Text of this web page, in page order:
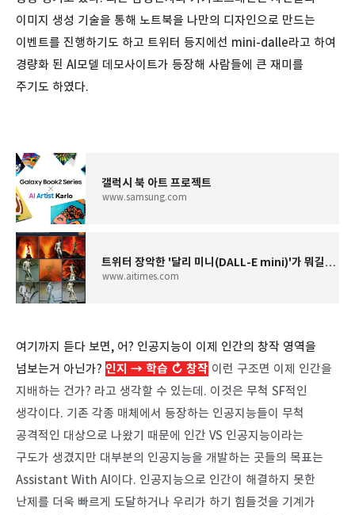
이미지 생성 기술을 통해 노트북을 나만의 디자인으로 만드는
이벤트를 진행하기도 하고 트위터 등지에선 mini-dalle라고 하여
경량화 된 AI모델 데모사이트가 등장해 사람들에 큰 재미를
주기도 하였다.
갤럭시 북 아트 프로젝트
www.samsung.com
트위터 장악한 '달리 미니(DALL-E mini)'가 뭐길래? - AI타임스
www.aitimes.com
여기까지 듣다 보면, 어? 인공지능이 이제 인간의 창작 영역을
넘보는거 아닌가? 인지 → 학습 ↻ 창작 이런 구조면 이제 인간을
지배하는 건가? 라고 생각할 수 있는데. 이것은 무척 SF적인
생각이다. 기존 각종 매체에서 등장하는 인공지능들이 무척
공격적인 대상으로 나왔기 때문에 인간 VS 인공지능이라는
구도가 생겼지만 대부분의 인공지능을 개발하는 곳들의 목표는
Assistant With AI이다. 인공지능으로 인간이 해결하지 못한
난제를 더욱 빠르게 도달하거나 우리가 하기 힘들것을 기계가